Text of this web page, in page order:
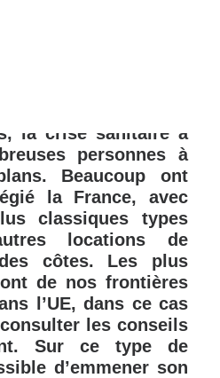
a bouleversé
de nombreux
la crise sanitaire a
personnes à
Beaucoup ont
la France, avec
classiques types
locations de
côtes. Les plus
de nos frontières
l’UE, dans ce cas
les conseils
. Sur ce type de
d’emmener son